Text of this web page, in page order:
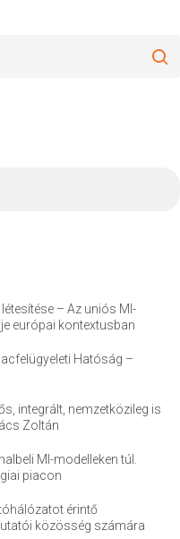
– Az uniós MI-
európai kontextusban
Hatóság –
integrált, nemzetközileg is
Zoltán
MI-modelleken túl.
piacon
érintő
közösség számára